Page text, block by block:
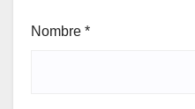
Nombre *